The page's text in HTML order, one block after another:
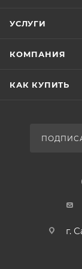
УСЛУГИ
КОМПАНИЯ
КАК КУПИТЬ
г.